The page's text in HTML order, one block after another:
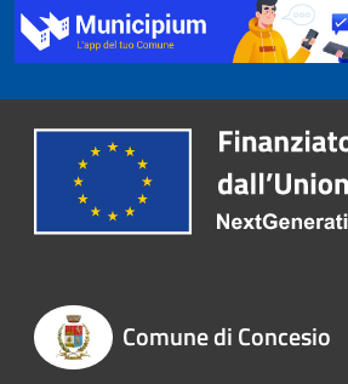
Comune di Concesio